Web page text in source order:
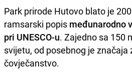
Park prirode Hutovo blato je
ramsarski popis međunarodno
pri UNESCO-u. Zajedno sa 150
svijetu, od posebnog je značaja
čovječanstvo.